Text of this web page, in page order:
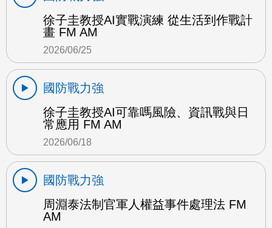
徐子圭教授AI實戰演練 從生活到作戰計
畫 FM AM
2026/06/25
國防戰力強
徐子圭教授AI可靠嗎風險、資訊戰與日
常應用 FM AM
2026/06/18
國防戰力強
周淵泰法制官軍人權益事件處理法 FM
AM